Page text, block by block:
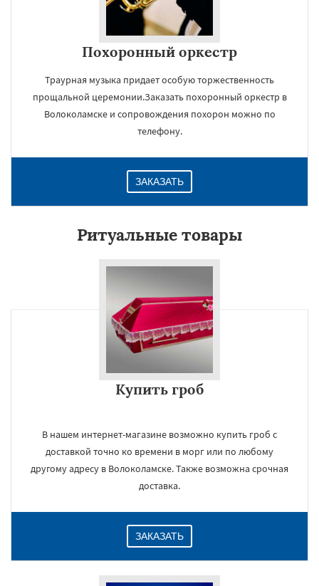
Похоронный оркестр
Траурная музыка придает особую торжественность
прощальной церемонии.Заказать похоронный оркестр в
Волоколамске и сопровождения похорон можно по
телефону.
ЗАКАЗАТЬ
Ритуальные товары
Купить гроб
В нашем интернет-магазине возможно купить гроб с
доставкой точно ко времени в морг или по любому
другому адресу в Волоколамске. Также возможна срочная
доставка.
ЗАКАЗАТЬ